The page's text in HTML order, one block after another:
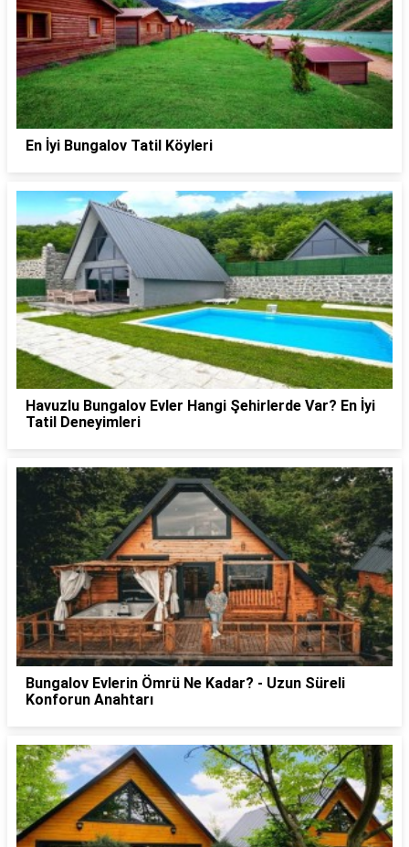
En İyi Bungalov Tatil Köyleri
Havuzlu Bungalov Evler Hangi Şehirlerde Var? En İyi
Tatil Deneyimleri
Bungalov Evlerin Ömrü Ne Kadar? - Uzun Süreli
Konforun Anahtarı